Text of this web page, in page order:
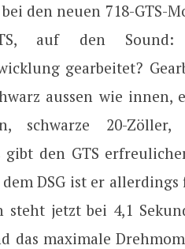
den neuen 718-GTS-
auf den
gearbeitet?
aussen wie innen,
schwarze 20-
gibt den GTS
DSG ist er
steht jetzt bei 4,1
das maximale